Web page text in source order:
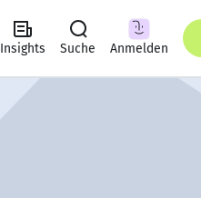
Insights Suche Anmelden